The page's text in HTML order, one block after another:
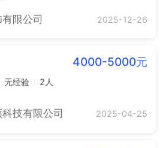
限公司 2025-12-26
4000-5000元
无经验 2人
技有限公司 2025-04-25